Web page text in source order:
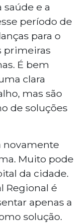
e a
período de
para o
primeiras
É bem
clara
mas são
de soluções
novamente
Muito pode
da cidade.
Regional é
apenas a
solução.